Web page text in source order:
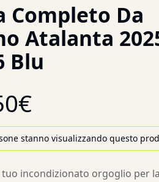
Completo Da
Atalanta
Blu
€
stanno visualizzando questo
incondizionato orgoglio per